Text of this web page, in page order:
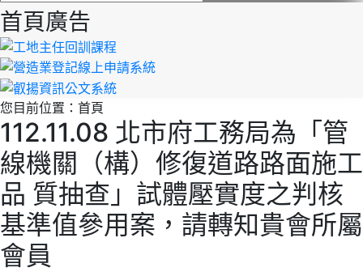
首頁廣告
您目前位置： 首頁
112.11.08 北市府工務局為「管
線機關（構）修復道路路面施工
品 質抽查」試體壓實度之判核
基準值參用案，請轉知貴會所屬
會員